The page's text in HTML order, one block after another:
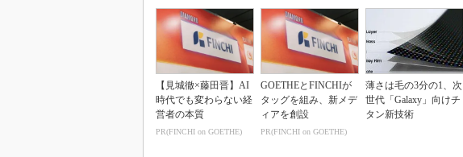
【見城徹×藤田晋】AI
時代でも変わらない経
営者の本質
PR(FINCHI on GOETHE)
GOETHEとFINCHIが
タッグを組み、新メデ
ィアを創設
PR(FINCHI on GOETHE)
薄さは毛の3分の1、次
世代「Galaxy」向けチ
タン新技術